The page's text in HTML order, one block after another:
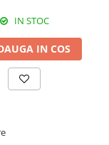
IN STOC
IN COS